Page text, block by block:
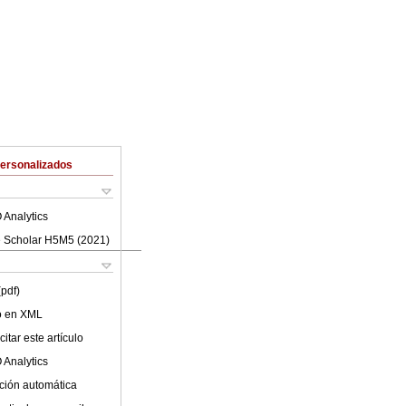
Analytics
Scholar H5M5 (2021 )
en XML
este artículo
Analytics
automática